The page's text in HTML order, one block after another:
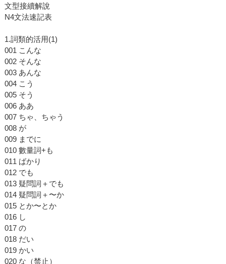
文型接續解說
N4文法速記表
1.詞類的活用(1)
001 こんな
002 そんな
003 あんな
004 こう
005 そう
006 ああ
007 ちゃ、ちゃう
008 が
009 までに
010 數量詞+も
011 ばかり
012 でも
013 疑問詞＋でも
014 疑問詞＋〜か
015 とか〜とか
016 し
017 の
018 だい
019 かい
020 な（禁止）